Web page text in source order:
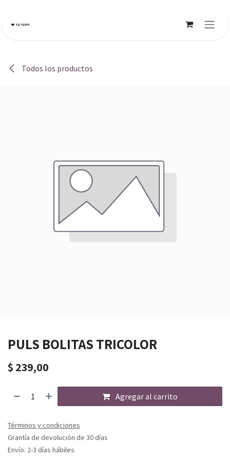
Todos los productos
PULS BOLITAS TRICOLOR
$ 239,00
Agregar al carrito
Términos y condiciones
Grantía de devolución de 30 días
Envío: 2-3 días hábiles